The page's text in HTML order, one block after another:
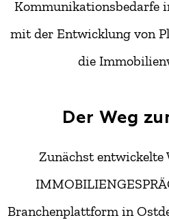
Kommunikationsbedarfe
mit der Entwicklung von
die
Der Weg
Zunächst entwickelte
Branchenplattform in